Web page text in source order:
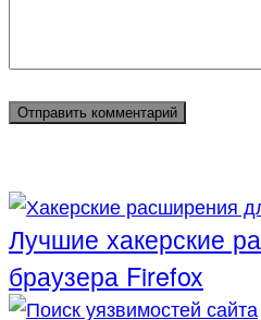
Лучшие хакерские
браузера Firefox